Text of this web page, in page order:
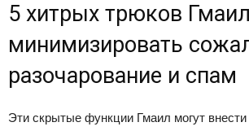
5 хитрых трюков
минимизировать
разочарование и спам
Эти скрытые функции Гмаил могут